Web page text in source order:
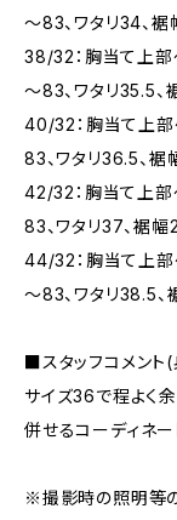
～83、ワタリ34、
38/32：胸当て上部
～83、ワタリ35.5
40/32：胸当て上部
83、ワタリ36.5、
42/32：胸当て上部
83、ワタリ37、裾
44/32：胸当て上部
～83、ワタリ38.5
■スタッフコメン
サイズ36で程よく
併せるコーディネ
※撮影時の照明等